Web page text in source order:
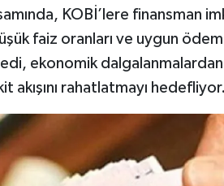
KOBİ’lere finansman
faiz oranları ve uygun
ekonomik
akışını rahatlatmayı